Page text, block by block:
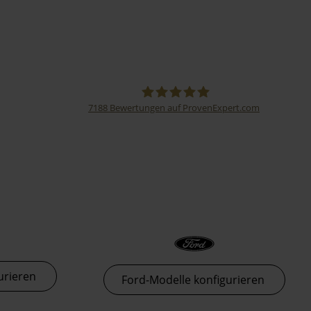
7188 Bewertungen auf ProvenExpert.com
Ford-Modelle konfigurieren